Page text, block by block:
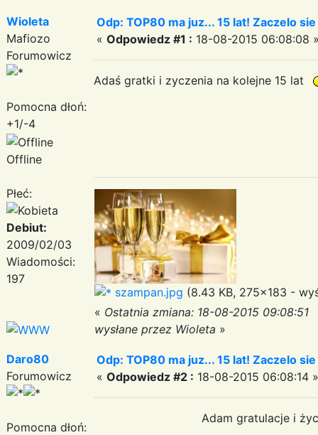
Wioleta
Mafiozo
Forumowicz
Pomocna dłoń:
+1/-4
Offline
Płeć:
Debiut:
2009/02/03
Wiadomości:
197
Odp: TOP80 ma juz... 15 lat! Zaczelo
« Odpowiedz #1 : 18-08-2015 06:08:08
Adaś gratki i zyczenia na kolejne 15 lat
szampan.jpg (8.43 KB, 275x183 -
« Ostatnia zmiana: 18-08-2015 09:08:51
wysłane przez Wioleta »
Daro80
Forumowicz
Pomocna dłoń:
Odp: TOP80 ma juz... 15 lat! Zaczelo
« Odpowiedz #2 : 18-08-2015 06:08:14 »
Adam gratulacje i